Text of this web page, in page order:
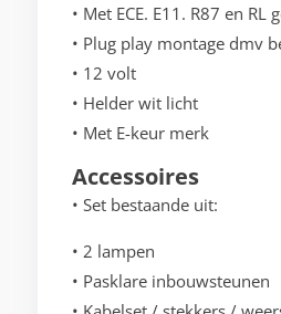
• Met ECE. E11. R87 en
• Plug play montage dmv
• 12 volt
• Helder wit licht
• Met E-keur merk
Accessoires
• Set bestaande uit:
• 2 lampen
• Pasklare inbouwsteunen